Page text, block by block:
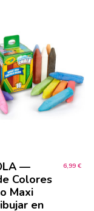
—
Colores
Maxi
en
6,99 €